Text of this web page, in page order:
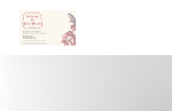
Cookies beheer paneel